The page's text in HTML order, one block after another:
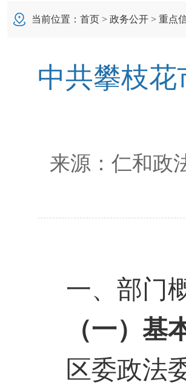
当前位置： 首页 > 政务公开 > 重点
中共攀枝
来源： 仁和政
一、部门
（一）基
区委政法